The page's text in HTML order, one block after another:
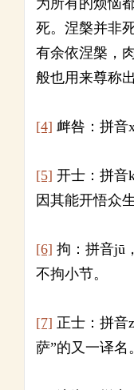
为所有的烦恼
死。涅槃并非
有余依涅槃，
般也用来尊称
[4] 衅咎：拼音
[5] 开士：拼音
因其能开悟众
[6] 拘：拼音jū
不拘小节。
[7] 正士：拼音
萨”的又一译名